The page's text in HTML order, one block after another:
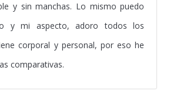
y sin manchas. Lo mismo puedo
y mi aspecto, adoro todos los
corporal y personal, por eso he
comparativas.